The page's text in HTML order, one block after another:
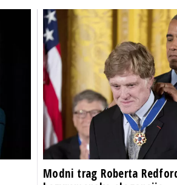
Modni trag Roberta